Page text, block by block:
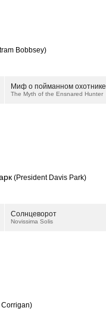
Bobbsey)
Миф о пойманном охотнике
The Myth of the Ensnared Hunter
(President Davis Park)
Солнцеворот
Novissima Solis
Corrigan)